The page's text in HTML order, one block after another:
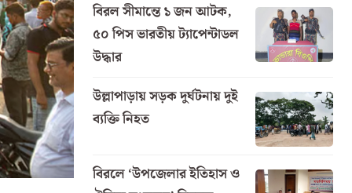
বিরল সীমান্তে ১ জন আটক,
৫০ পিস ভারতীয় ট্যাপেন্টাডল
উদ্ধার
উল্লাপাড়ায় সড়ক দুর্ঘটনায় দুই
ব্যক্তি নিহত
বিরলে ‘উপজেলার ইতিহাস ও